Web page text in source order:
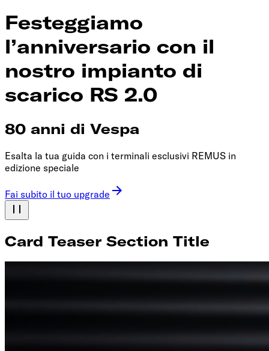
Festeggiamo
l’anniversario con il
nostro impianto di
scarico RS 2.0
80 anni di Vespa
Esalta la tua guida con i terminali esclusivi REMUS in
edizione speciale
Fai subito il tuo upgrade
Card Teaser Section Title